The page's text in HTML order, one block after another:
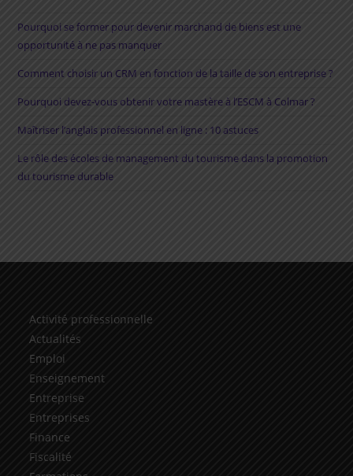
Pourquoi se former pour devenir marchand de biens est une
opportunité à ne pas manquer
Comment choisir un CRM en fonction de la taille de son entreprise ?
Pourquoi devez-vous obtenir votre mastère à l’ESCM à Colmar ?
Maîtriser l’anglais professionnel en ligne : 10 astuces
Le rôle des écoles de management du tourisme dans la promotion
du tourisme durable
Activité professionnelle
Actualités
Emploi
Enseignement
Entreprise
Entreprises
Finance
Fiscalité